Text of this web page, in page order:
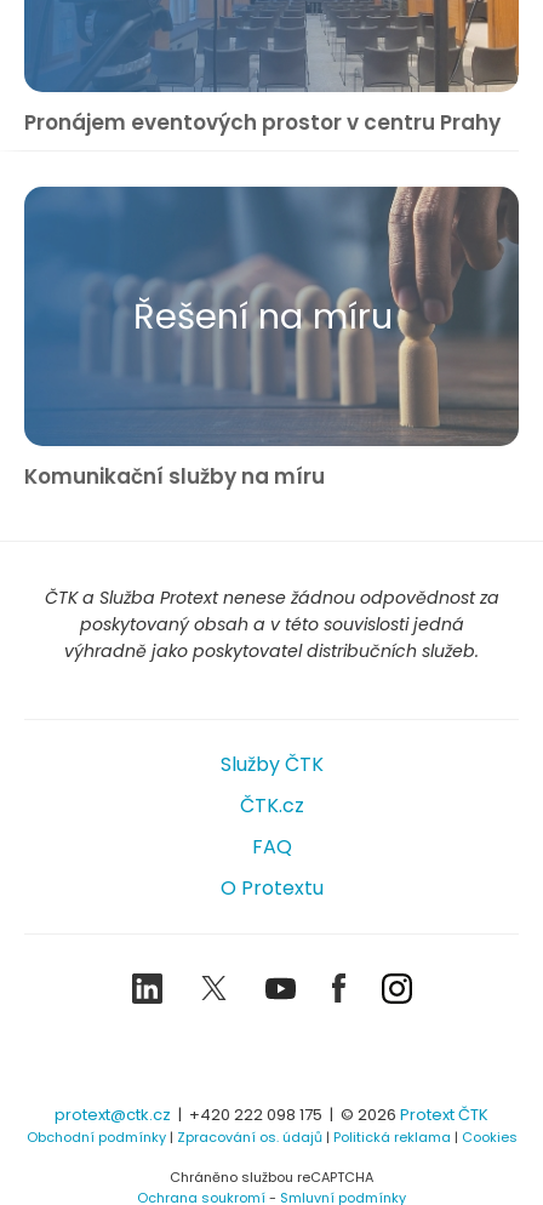
Pronájem eventových prostor v centru Prahy
Řešení na míru
Komunikační služby na míru
ČTK a Služba Protext nenese žádnou odpovědnost za
poskytovaný obsah a v této souvislosti jedná
výhradně jako poskytovatel distribučních služeb.
Služby ČTK
ČTK.cz
FAQ
O Protextu
LinkedIn TwitterYoutubeFacebookInstagram
protext@ctk.cz | +420 222 098 175 | © 2026 Protext ČTK
Obchodní podmínky| Zpracování os. údajů| Politická reklama | Cookies
Chráněno službou reCAPTCHA
Ochrana soukromí- Smluvní podmínky